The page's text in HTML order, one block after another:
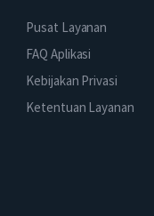
Pusat Layanan
FAQ Aplikasi
Kebijakan Privasi
Ketentuan Layanan